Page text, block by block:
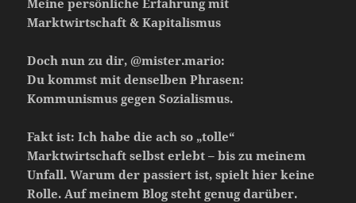
Marktwirtschaft & Kapitalismus
Doch nun zu dir, @mister.mario:
Du kommst mit denselben Phrasen:
Kommunismus gegen Sozialismus.
Fakt ist: Ich habe die ach so „tolle“
Marktwirtschaft selbst erlebt – bis zu meinem
Unfall. Warum der passiert ist, spielt hier keine
Rolle. Auf meinem Blog steht genug darüber.